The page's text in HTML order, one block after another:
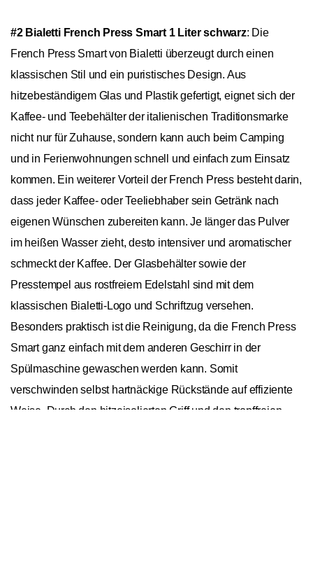
#2 Bialetti French Press Smart 1 Liter schwarz: Die
French Press Smart von Bialetti überzeugt durch einen
klassischen Stil und ein puristisches Design. Aus
hitzebeständigem Glas und Plastik gefertigt, eignet sich der
Kaffee- und Teebehälter der italienischen Traditionsmarke
nicht nur für Zuhause, sondern kann auch beim Camping
und in Ferienwohnungen schnell und einfach zum Einsatz
kommen. Ein weiterer Vorteil der French Press besteht darin,
dass jeder Kaffee- oder Teeliebhaber sein Getränk nach
eigenen Wünschen zubereiten kann. Je länger das Pulver
im heißen Wasser zieht, desto intensiver und aromatischer
schmeckt der Kaffee. Der Glasbehälter sowie der
Presstempel aus rostfreiem Edelstahl sind mit dem
klassischen Bialetti-Logo und Schriftzug versehen.
Besonders praktisch ist die Reinigung, da die French Press
Smart ganz einfach mit dem anderen Geschirr in der
Spülmaschine gewaschen werden kann. Somit
verschwinden selbst hartnäckige Rückstände auf effiziente
Weise. Durch den hitzeisolierten Griff und den tropffreien